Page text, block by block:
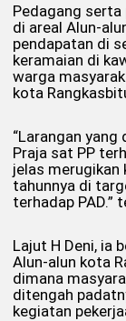
Pedagang serta
di areal Alun-
pendapatan di
keramaian di
warga
kota
“Larangan
Praja sat PP
jelas merugikan
tahunnya di
terhadap PAD.”
Lajut H Deni, ia
Alun-alun kota
dimana
ditengah
kegiatan